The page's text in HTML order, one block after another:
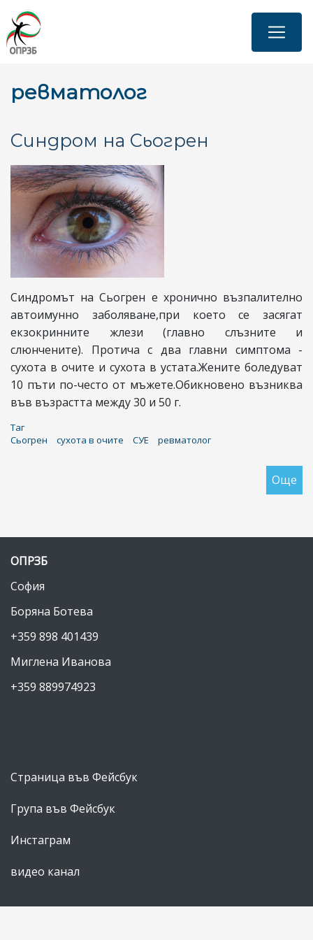
ревматолог
Синдром на Сьогрен
Синдромът на Сьогрен е хронично възпалително
автоимунно заболяване,при което се засягат
екзокринните жлези (главно слъзните и
слюнчените). Протича с два главни симптома -
сухота в очите и сухота в устата.Жените боледуват
10 пъти по-често от мъжете.Обикновено възниква
във възрастта между 30 и 50 г.
Таг
Сьогрен
сухота в очите СУЕ ревматолог
Още
ОПРЗБ
София
Боряна Ботева
+359 898 401439
Миглена Иванова
+359 889974923
Страница във Фейсбук
Група във Фейсбук
Инстаграм
видео канал